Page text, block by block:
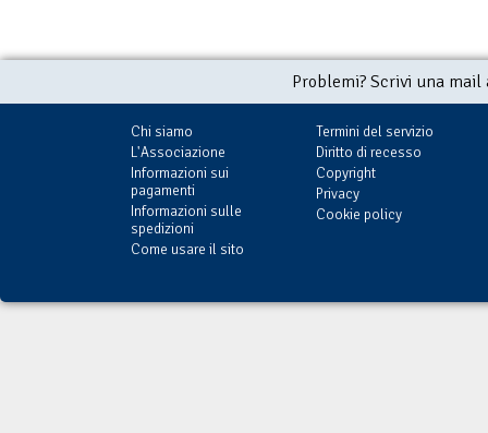
Problemi? Scrivi una
Chi siamo
L'Associazione
Informazioni sui
pagamenti
Informazioni sulle
spedizioni
Come usare il sito
Termini del servizio
Diritto di recesso
Copyright
Privacy
Cookie policy